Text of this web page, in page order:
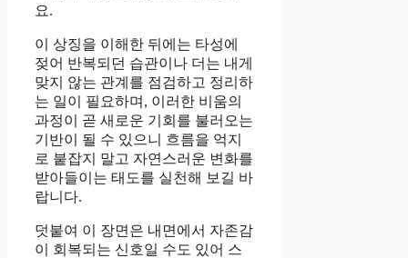
요.
이 상징을 이해한 뒤에는 타성에
젖어 반복되던 습관이나 더는 내게
맞지 않는 관계를 점검하고 정리하
는 일이 필요하며, 이러한 비움의
과정이 곧 새로운 기회를 불러오는
기반이 될 수 있으니 흐름을 억지
로 붙잡지 말고 자연스러운 변화를
받아들이는 태도를 실천해 보길 바
랍니다.
덧붙여 이 장면은 내면에서 자존감
이 회복되는 신호일 수도 있어 스